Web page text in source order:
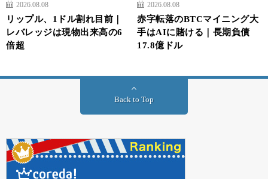
2026.08.08
リップル、1ドル割れ目前｜
レバレッジは現物出来高の6
倍超
2026.08.08
赤字転落のBTCマイニング大
手はAIに賭ける｜長期負債
17.8億ドル
Back to Top